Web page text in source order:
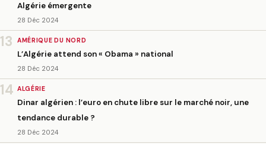
Algérie émergente
28 Déc 2024
13 AMÉRIQUE DU NORD
L’Algérie attend son « Obama » national
28 Déc 2024
14 ALGÉRIE
Dinar algérien : l’euro en chute libre sur le marché noir, une
tendance durable ?
28 Déc 2024